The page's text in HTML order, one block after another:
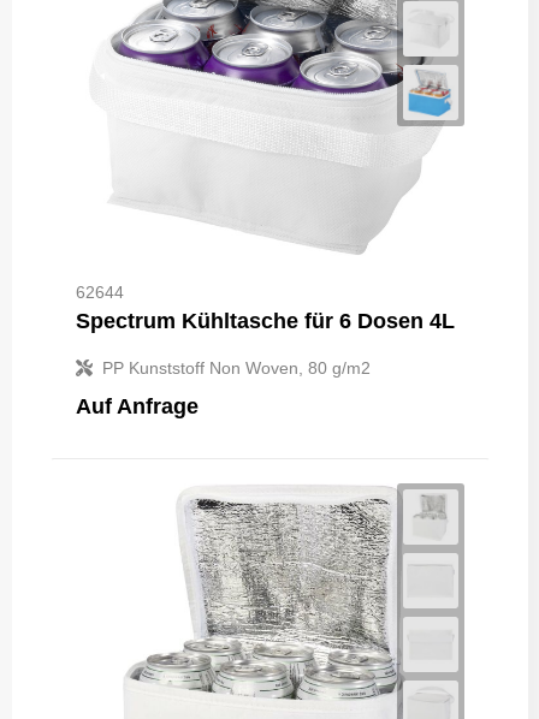
62644
Spectrum Kühltasche für 6 Dosen 4L
PP Kunststoff Non Woven, 80 g/m2
Auf Anfrage